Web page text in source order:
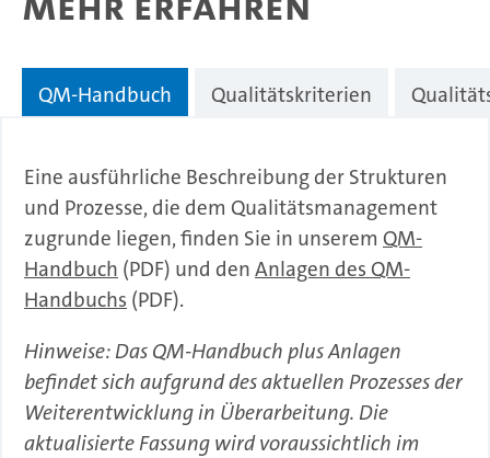
QM-Handbuch Qualitätskriterien
Eine ausführliche Beschreibung der Strukturen
und Prozesse, die dem Qualitätsmanagement
zugrunde liegen, finden Sie in unserem QM-
Handbuch (PDF) und den Anlagen des QM-
Handbuchs (PDF).
Hinweise: Das QM-Handbuch plus Anlagen
befindet sich aufgrund des aktuellen Prozesses der
Weiterentwicklung in Überarbeitung. Die
aktualisierte Fassung wird voraussichtlich im